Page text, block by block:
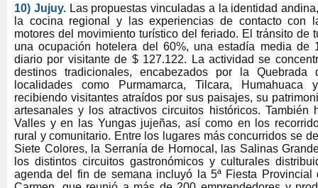
10) Jujuy. Las propuestas vinculadas a la identidad
la cocina regional y las experiencias de contacto con
motores del movimiento turístico del feriado. El tránsito de
una ocupación hotelera del 60%, una estadía media de
diario por visitante de $ 127.122. La actividad se
destinos tradicionales, encabezados por la Quebrada
localidades como Purmamarca, Tilcara, Humahuaca
recibiendo visitantes atraídos por sus paisajes, su
artesanales y los atractivos circuitos históricos. También
Valles y en las Yungas jujeñas, así como en los
rural y comunitario. Entre los lugares más concurridos se
Siete Colores, la Serranía de Hornocal, las Salinas
los distintos circuitos gastronómicos y culturales
agenda del fin de semana incluyó la 5ª Fiesta